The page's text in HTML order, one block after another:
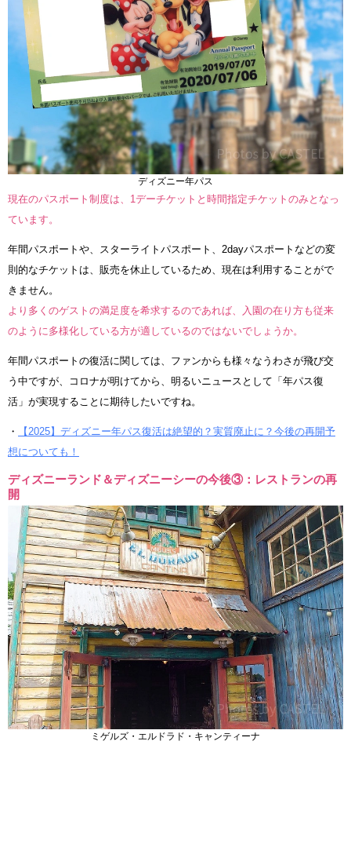
ディズニー年パス
現在のパスポート制度は、1デーチケットと時間指定チケットのみとなっ
ています。
年間パスポートや、スターライトパスポート、2dayパスポートなどの変
則的なチケットは、販売を休止しているため、現在は利用することがで
きません。
より多くのゲストの満足度を希求するのであれば、入園の在り方も従来
のように多様化している方が適しているのではないでしょうか。
年間パスポートの復活に関しては、ファンからも様々なうわさが飛び交
う中ですが、コロナが明けてから、明るいニュースとして「年パス復
活」が実現することに期待したいですね。
・
【2025】ディズニー年パス復活は絶望的？実質廃止に？今後の再開予
想についても！
ディズニーランド＆ディズニーシーの今後③：レストランの再
開
ミゲルズ・エルドラド・キャンティーナ